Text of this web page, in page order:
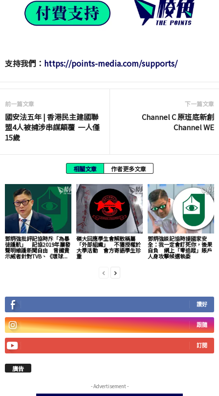
支持我們： https://points-media.com/supports/
前一篇文章
國安法五年 | 香港民主建國聯
盟4人被捕涉串謀顛覆 一人僅
15歲
下一篇文章
Channel C 原班底新創
Channel WE
相關文章 作者更多文章
鄧炳強批評記協時斥「為暴
徒護航」 記協2019年屢發
聲明維護新聞自由 曾譴責
示威者針對TVB、《環球...
嶺大回應學生會解散稱屬
「外部組織」 不獲授權於
大學活動 會方寄語學生珍
重
鄧炳強談記協時提國家安
全：我一定會釘死你，後果
自負 網上「零追蹤」賬戶
人身攻擊候選執委
讚好
跟隨
訂閱
廣告
- Advertisement -